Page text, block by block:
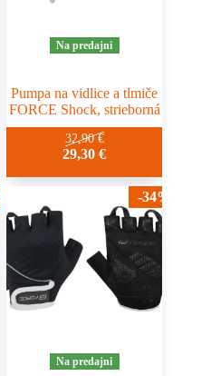
Na predajni
Pumpa na vidlice a tlmiče
FORCE Shock, strieborná
32,90€
29,30€
-34%
Na predajni